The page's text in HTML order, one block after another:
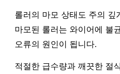
롤러의 마모 상태도 주의 깊
마모된 롤러는 와이어에 불
오류의 원인이 됩니다.
적절한 급수량과 깨끗한 절